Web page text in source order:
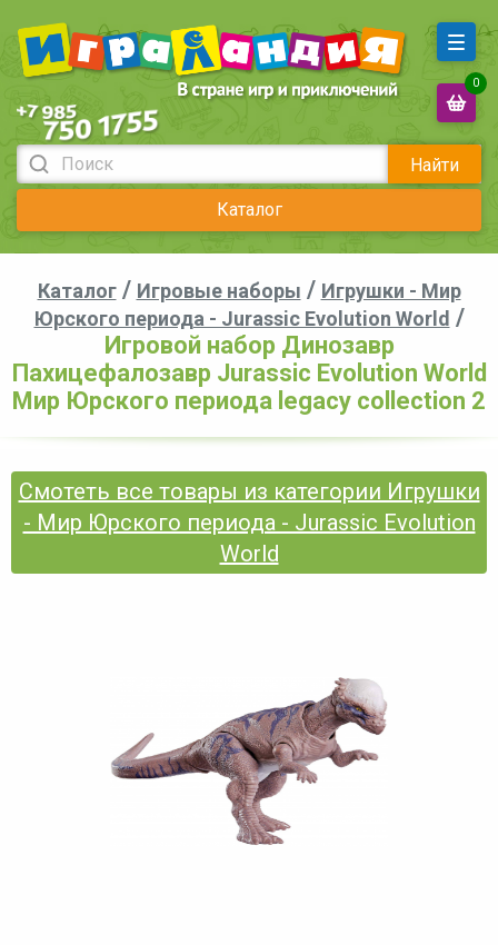
Найти
Каталог
0
Каталог/ Игровые наборы / Игрушки - Мир
Юрского периода - Jurassic Evolution World /
Игровой набор Динозавр
Пахицефалозавр Jurassic Evolution World
Мир Юрского периода legacy collection 2
Смотеть все товары из категории Игрушки
- Мир Юрского периода - Jurassic Evolution
World